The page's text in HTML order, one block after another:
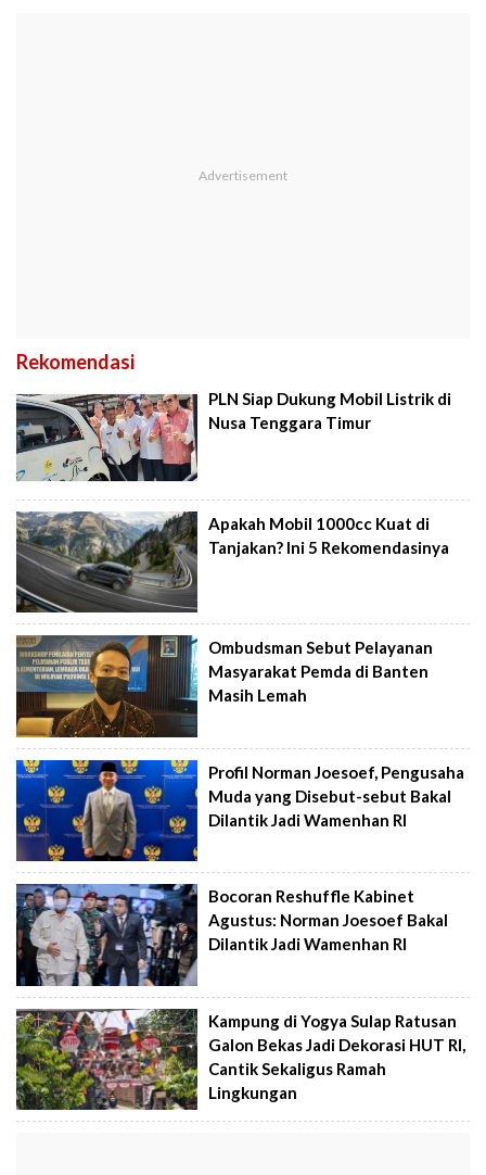
Rekomendasi
PLN Siap Dukung Mobil Listrik di
Nusa Tenggara Timur
Apakah Mobil 1000cc Kuat di
Tanjakan? Ini 5 Rekomendasinya
Ombudsman Sebut Pelayanan
Masyarakat Pemda di Banten
Masih Lemah
Profil Norman Joesoef, Pengusaha
Muda yang Disebut-sebut Bakal
Dilantik Jadi Wamenhan RI
Bocoran Reshuffle Kabinet
Agustus: Norman Joesoef Bakal
Dilantik Jadi Wamenhan RI
Kampung di Yogya Sulap Ratusan
Galon Bekas Jadi Dekorasi HUT RI,
Cantik Sekaligus Ramah
Lingkungan